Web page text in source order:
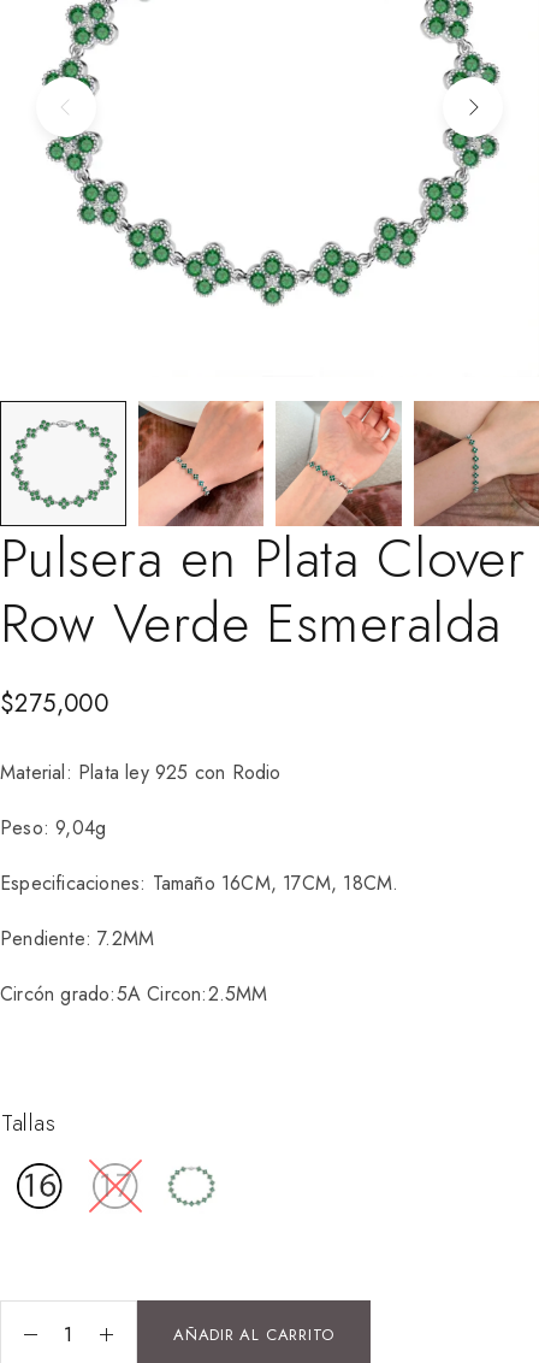
Pulsera en Plata Clover
Row Verde Esmeralda
$275,000
Material: Plata ley 925 con Rodio
Peso: 9,04g
Especificaciones: Tamaño 16CM, 17CM, 18CM.
Pendiente: 7.2MM
Circón grado:5A Circon:2.5MM
Tallas
AÑADIR AL CARRITO